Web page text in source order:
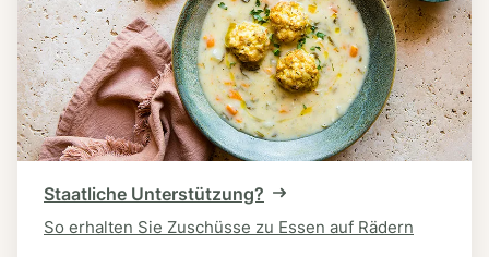
Staatliche Unterstützung?
So erhalten Sie Zuschüsse zu Essen auf Rädern